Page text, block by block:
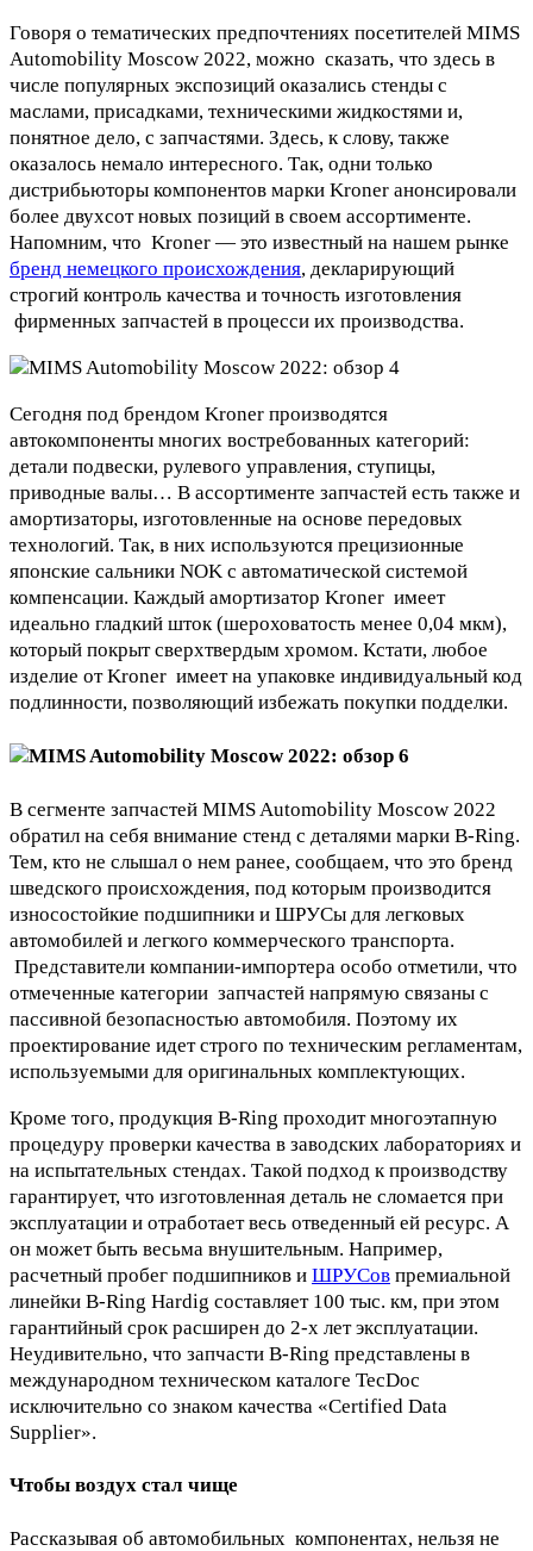
Говоря о тематических предпочтениях посетителей MIMS
Automobility Moscow 2022, можно сказать, что здесь в
числе популярных экспозиций оказались стенды с
маслами, присадками, техническими жидкостями и,
понятное дело, с запчастями. Здесь, к слову, также
оказалось немало интересного. Так, одни только
дистрибьюторы компонентов марки Kroner анонсировали
более двухсот новых позиций в своем ассортименте.
Напомним, что Kroner — это известный на нашем рынке
бренд немецкого происхождения, декларирующий
строгий контроль качества и точность изготовления
фирменных запчастей в процесси их производства.
Сегодня под брендом Kroner производятся
автокомпоненты многих востребованных категорий:
детали подвески, рулевого управления, ступицы,
приводные валы… В ассортименте запчастей есть также и
амортизаторы, изготовленные на основе передовых
технологий. Так, в них используются прецизионные
японские сальники NOK с автоматической системой
компенсации. Каждый амортизатор Kroner имеет
идеально гладкий шток (шероховатость менее 0,04 мкм),
который покрыт сверхтвердым хромом. Кстати, любое
изделие от Kroner имеет на упаковке индивидуальный код
подлинности, позволяющий избежать покупки подделки.
В сегменте запчастей MIMS Automobility Moscow 2022
обратил на себя внимание стенд с деталями марки B-Ring.
Тем, кто не слышал о нем ранее, сообщаем, что это бренд
шведского происхождения, под которым производится
износостойкие подшипники и ШРУСы для легковых
автомобилей и легкого коммерческого транспорта.
Представители компании-импортера особо отметили, что
отмеченные категории запчастей напрямую связаны с
пассивной безопасностью автомобиля. Поэтому их
проектирование идет строго по техническим регламентам,
используемыми для оригинальных комплектующих.
Кроме того, продукция B-Ring проходит многоэтапную
процедуру проверки качества в заводских лабораториях и
на испытательных стендах. Такой подход к производству
гарантирует, что изготовленная деталь не сломается при
эксплуатации и отработает весь отведенный ей ресурс. А
он может быть весьма внушительным. Например,
расчетный пробег подшипников и ШРУСов премиальной
линейки B-Ring Hardig составляет 100 тыс. км, при этом
гарантийный срок расширен до 2-х лет эксплуатации.
Неудивительно, что запчасти B-Ring представлены в
международном техническом каталоге TecDoc
исключительно со знаком качества «Certified Data
Supplier».
Чтобы воздух стал чище
Рассказывая об автомобильных компонентах, нельзя не